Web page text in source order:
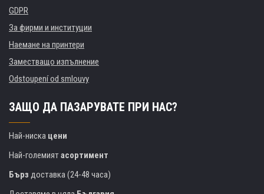
GDPR
За фирми и институции
Наемане на принтери
Заместващо изпълнение
Odstoupení od smlouvy
ЗАЩО ДА ПАЗАРУВАТЕ ПРИ НАС?
Най-ниска цени
Най-големиятасортимент
Бърз доставка (24-48 часа)